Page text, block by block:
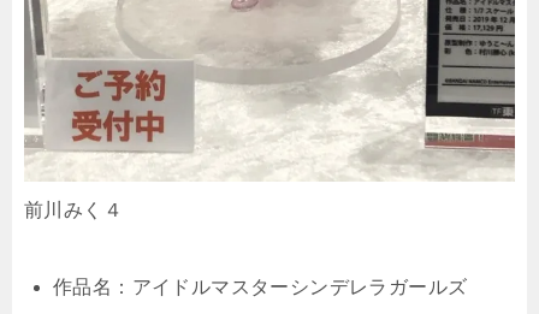
前川みく４
作品名：アイドルマスターシンデレラガールズ